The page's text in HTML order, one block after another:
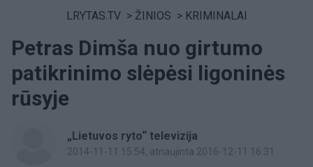
LRYTAS.TV > ŽINIOS > KRIMINALAI
Petras Dimša nuo girtumo
patikrinimo slėpėsi ligoninės
rūsyje
„Lietuvos ryto“ televizija
2014-11-11 15:54, atnaujinta 2016-12-11 16:31